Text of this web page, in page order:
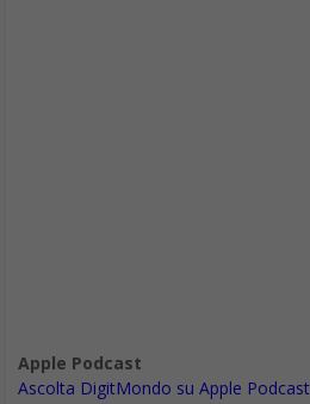
Apple Podcast
Ascolta DigitMondo su Apple Podcast